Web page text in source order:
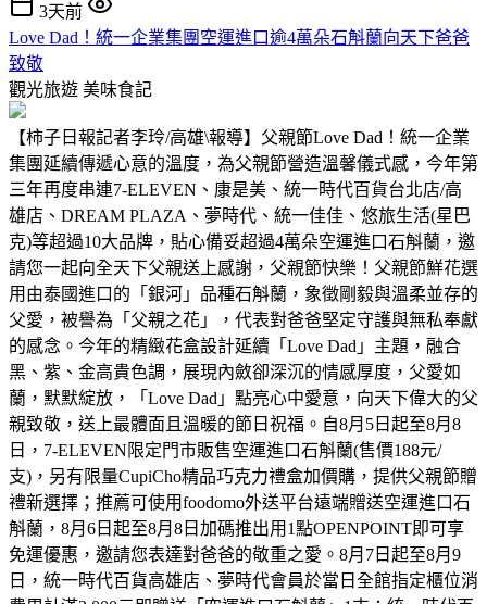
3天前
Love Dad！統一企業集團空運進口逾4萬朵石斛蘭向天下爸爸
致敬
觀光旅遊 美味食記
【柿子日報記者李玲/高雄\報導】父親節Love Dad！統一企業
集團延續傳遞心意的溫度，為父親節營造溫馨儀式感，今年第
三年再度串連7-ELEVEN、康是美、統一時代百貨台北店/高
雄店、DREAM PLAZA、夢時代、統一佳佳、悠旅生活(星巴
克)等超過10大品牌，貼心備妥超過4萬朵空運進口石斛蘭，邀
請您一起向全天下父親送上感謝，父親節快樂！父親節鮮花選
用由泰國進口的「銀河」品種石斛蘭，象徵剛毅與溫柔並存的
父愛，被譽為「父親之花」，代表對爸爸堅定守護與無私奉獻
的感念。今年的精緻花盒設計延續「Love Dad」主題，融合
黑、紫、金高貴色調，展現內斂卻深沉的情感厚度，父愛如
蘭，默默綻放，「Love Dad」點亮心中愛意，向天下偉大的父
親致敬，送上最體面且溫暖的節日祝福。自8月5日起至8月8
日，7-ELEVEN限定門市販售空運進口石斛蘭(售價188元/
支)，另有限量CupiCho精品巧克力禮盒加價購，提供父親節贈
禮新選擇；推薦可使用foodomo外送平台遠端贈送空運進口石
斛蘭，8月6日起至8月8日加碼推出用1點OPENPOINT即可享
免運優惠，邀請您表達對爸爸的敬重之愛。8月7日起至8月9
日，統一時代百貨高雄店、夢時代會員於當日全館指定櫃位消